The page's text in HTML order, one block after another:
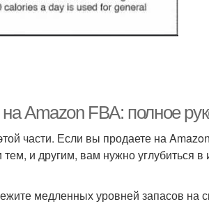
Amazon FBA: полное
части. Если вы продаете на
и другим, вам нужно углубиться в
медленных уровней запасов на